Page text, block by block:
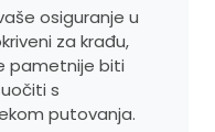
osiguranje u
za krađu,
pametnije biti
s
putovanja.